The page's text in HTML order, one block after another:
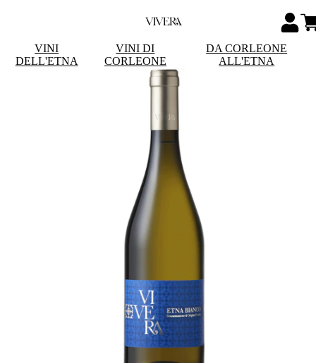
VINI
DELL'ETNA
VINI DI
CORLEONE
DA CORLEONE
ALL'ETNA